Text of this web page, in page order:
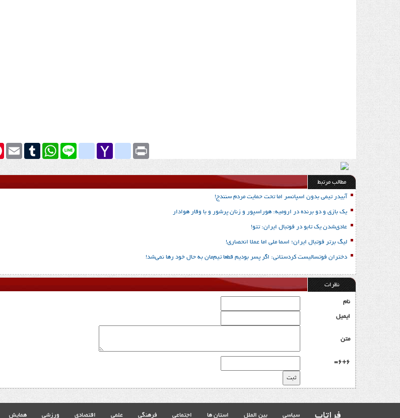
Email TumblrWhatsApp Line
google_bookmarks
Yahoo
yahoo_messenger Print
مطالب مرتبط
آبیدر تیمی بدون اسپانسر اما تحت حمایت مردم سنندج!
یک بازی و دو برنده در ارومیه: هوراسپور و زنان پرشور و با وقار هوادار
عادی‌شدن یک تابو در فوتبال ایران: تتو!
لیگ برتر فوتبال ایران؛ اسما ملی اما عملا انحصاری!
دختران فوتسالیست کردستانی: اگر پسر بودیم قطعا تیم‌مان به حال خود رها نمی‌شد!
نظرات
نام
ایمیل
متن
6+6=
فراتاب سیاسی بین الملل استان ها اجتماعی فرهنگی علمی اقتصادی ورزشی همایش